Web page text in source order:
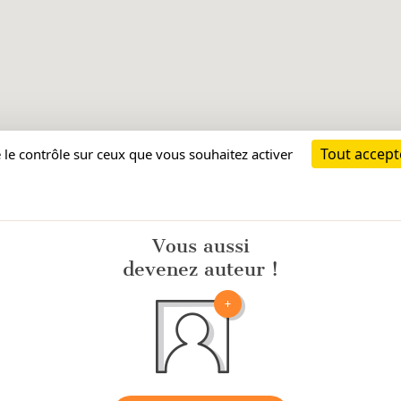
Vous aussi
devenez auteur !